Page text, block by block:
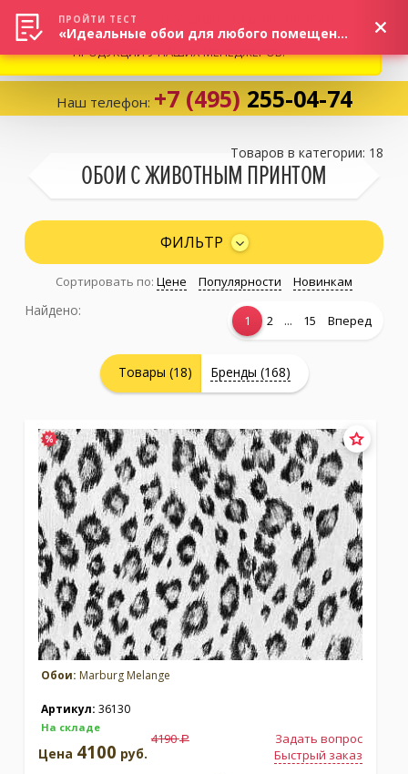
Избранное:0 товаров
Каталог
Личный кабинет
Москва (сменить город)
Заказать обратный звонок
Наш телефон: +7 (495) 255-04-74
ОБОИ С ЖИВОТНЫМ ПРИНТОМ
Товаров в категории: 18
ФИЛЬТР
Сортировать по: Цене Популярности Новинкам
1 2 ... 15 Вперед
Найдено:
Товары (18) Бренды (168)
Обои: Marburg Melange
Артикул: 36130
На складе
Задать вопрос
Быстрый заказ
Цена 4100 руб.
4190a
ВНИМАНИЕ! В СВЯЗИ С СИТУАЦИЕЙ НА РЫНКЕ, ПРОСИМ
УТОЧНЯТЬ АКТУАЛЬНУЮ СТОИМОСТЬ И НАЛИЧИЕ
ПРОДУКЦИИ У НАШИХ МЕНЕДЖЕРОВ.
ПРОЙТИ ТЕСТ
«Идеальные обои для любого помещения!»